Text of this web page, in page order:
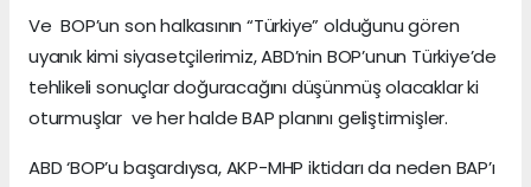
Ve BOP’un son halkasının “Türkiye” olduğunu gören
uyanık kimi siyasetçilerimiz, ABD’nin BOP’unun Türkiye’de
tehlikeli sonuçlar doğuracağını düşünmüş olacaklar ki
oturmuşlar ve her halde BAP planını geliştirmişler.
ABD ‘BOP’u başardıysa, AKP-MHP iktidarı da neden BAP’ı